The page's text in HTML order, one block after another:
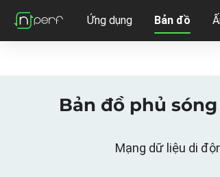
Ứng dụng Bản đồ
Bản đồ phủ
Mạng dữ liệu di